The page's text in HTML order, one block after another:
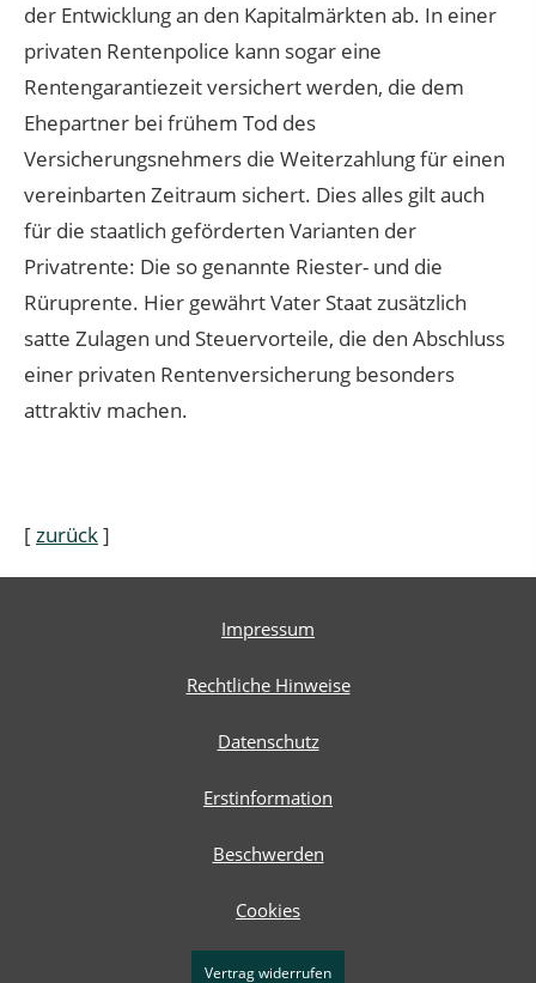
der Entwicklung an den Kapitalmärkten ab. In einer
privaten Rentenpolice kann sogar eine
Rentengarantiezeit versichert werden, die dem
Ehepartner bei frühem Tod des
Versicherungsnehmers die Weiterzahlung für einen
vereinbarten Zeitraum sichert. Dies alles gilt auch
für die staatlich geförderten Varianten der
Privatrente: Die so genannte Riester- und die
Rüruprente. Hier gewährt Vater Staat zusätzlich
satte Zulagen und Steuervorteile, die den Abschluss
einer privaten Rentenversicherung besonders
attraktiv machen.
[ zurück]
Impressum
Rechtliche Hinweise
Datenschutz
Erstinformation
Beschwerden
Cookies
Vertrag widerrufen